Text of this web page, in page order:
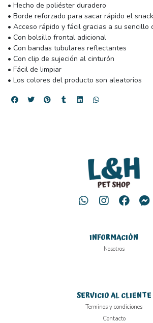
• Hecho de poliéster duradero
• Borde reforzado para sacar rápido el snack
• Acceso rápido y fácil gracias a su sencillo
• Con bolsillo frontal adicional
• Con bandas tubulares reflectantes
• Con clip de sujeción al cinturón
• Fácil de limpiar
• Los colores del producto son aleatorios
INFORMACIÓN
Nosotros
SERVICIO AL CLIENTE
Terminos y condiciones
Contacto